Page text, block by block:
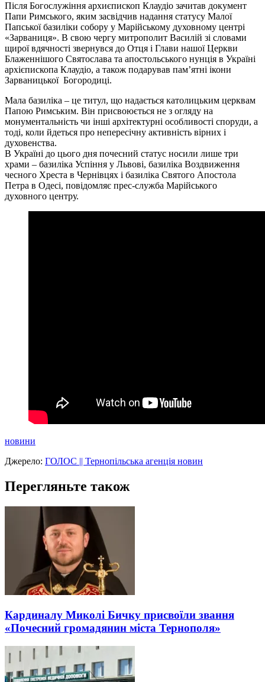
Після Богослужіння архиєпископ Клаудіо зачитав документ
Папи Римського, яким засвідчив надання статусу Малої
Папської базиліки собору у Марійському духовному центрі
«Зарваниця». В свою чергу митрополит Василій зі словами
щирої вдячності звернувся до Отця і Глави нашої Церкви
Блаженнішого Святослава та апостольського нунція в Україні
архієпископа Клаудіо, а також подарував пам’ятні ікони
Зарваницької Богородиці.
Мала базиліка – це титул, що надається католицьким церквам
Папою Римським. Він присвоюється не з огляду на
монументальність чи інші архітектурні особливості споруди, а
тоді, коли йдеться про непересічну активність вірних і
духовенства.
В Україні до цього дня почесний статус носили лише три
храми – базиліка Успіння у Львові, базиліка Воздвиження
чесного Хреста в Чернівцях і базиліка Святого Апостола
Петра в Одесі, повідомляє прес-служба Марійського
духовного центру.
новини
Джерело: ГОЛОС || Тернопільська агенція новин
Перегляньте також
Кардиналу Миколі Бичку присвоїли звання
«Почесний громадянин міста Тернополя»